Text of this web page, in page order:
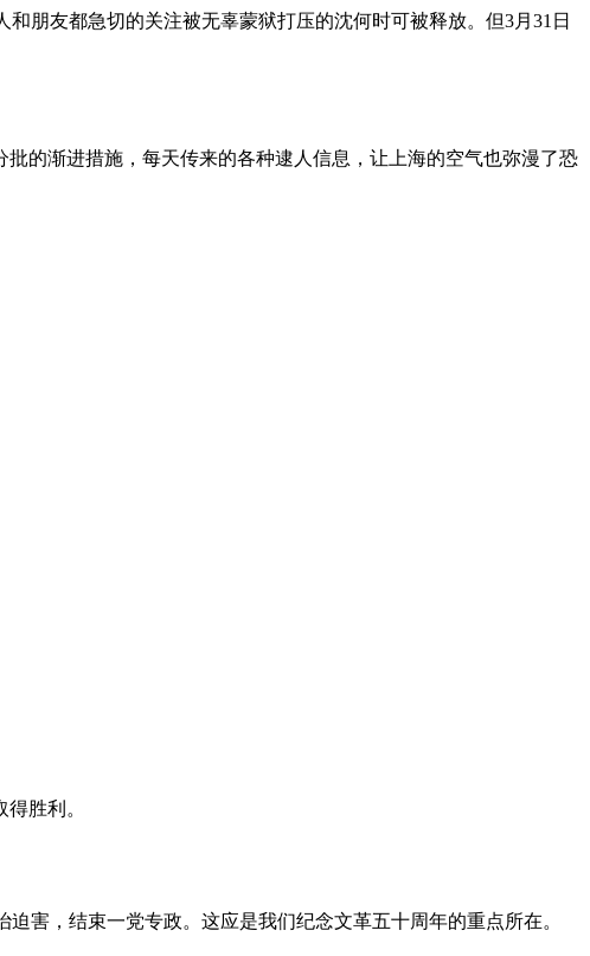
朋友都急切的关注被无辜蒙狱打压的沈何时可被释放。但3月31日
的渐进措施，每天传来的各种逮人信息，让上海的空气也弥漫了恐
胜利。
害，结束一党专政。这应是我们纪念文革五十周年的重点所在。